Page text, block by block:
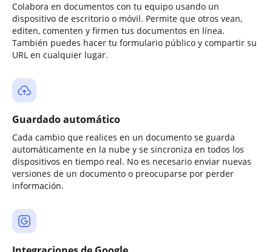
Colabora en documentos con tu equipo usando un
dispositivo de escritorio o móvil. Permite que otros vean,
editen, comenten y firmen tus documentos en línea.
También puedes hacer tu formulario público y compartir su
URL en cualquier lugar.
Guardado automático
Cada cambio que realices en un documento se guarda
automáticamente en la nube y se sincroniza en todos los
dispositivos en tiempo real. No es necesario enviar nuevas
versiones de un documento o preocuparse por perder
información.